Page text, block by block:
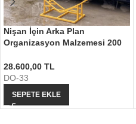
Nişan İçin Arka Plan
Organizasyon Malzemesi 200
28.600,00 TL
DO-33
SEPETE EKLE